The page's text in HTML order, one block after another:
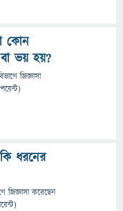
কোন
ভয় হয়?
জিজ্ঞাসা
পয়েন্ট)
ধরনের
জিজ্ঞাসাকরেছেন